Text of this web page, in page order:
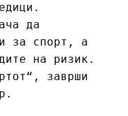
да
за спорт, а
на ризик.
заврши